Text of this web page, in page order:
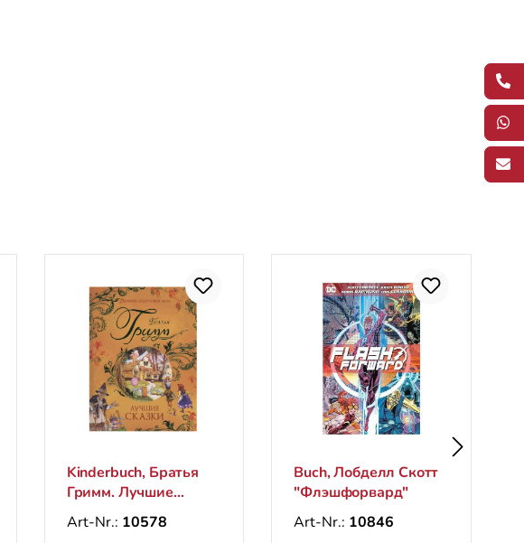
Kinderbuch, Братья
Гримм. Лучшие
сказки (Великие
сказочники мира)
Art-Nr.: 10578
Buch, Лобделл Скотт
"Флэшфорвард"
Art-Nr.: 10846